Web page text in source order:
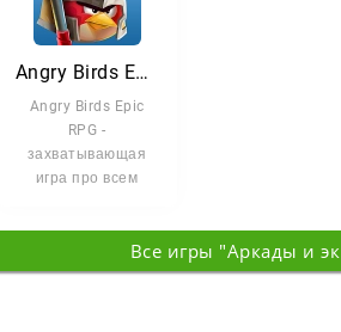
Angry Birds Epic RPG
Angry Birds Epic
RPG -
захватывающая
игра про всем
удалось удачноВсе игры "Аркады и